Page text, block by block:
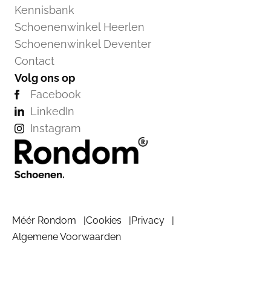
Kennisbank
Schoenenwinkel Heerlen
Schoenenwinkel Deventer
Contact
Volg ons op
Facebook
LinkedIn
Instagram
Méér Rondom Cookies
Privacy
Algemene Voorwaarden